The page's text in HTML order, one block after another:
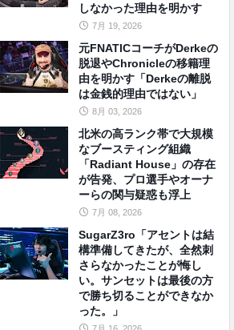
しなかった理由を明かす
7月 19, 2026
元FNATICコーチがDerkeの
脱退やChronicleの移籍理
由を明かす「Derkeの離脱
は金銭的理由ではない」
8月 03, 2026
北米の高ランク帯で大規模
なブースティング組織
「Radiant House」の存在
が告発、プロ選手やオーナ
ーらの関与疑惑も浮上
7月 08, 2026
SugarZ3ro「アセントは結
構準備してきたが、全然刺
さらなかったことが悔し
い。サンセットは最後の方
で勝ち切ることができなか
った。」